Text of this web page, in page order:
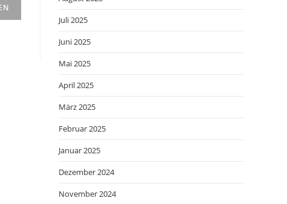
Juli 2025
Juni 2025
Mai 2025
April 2025
März 2025
Februar 2025
Januar 2025
Dezember 2024
November 2024